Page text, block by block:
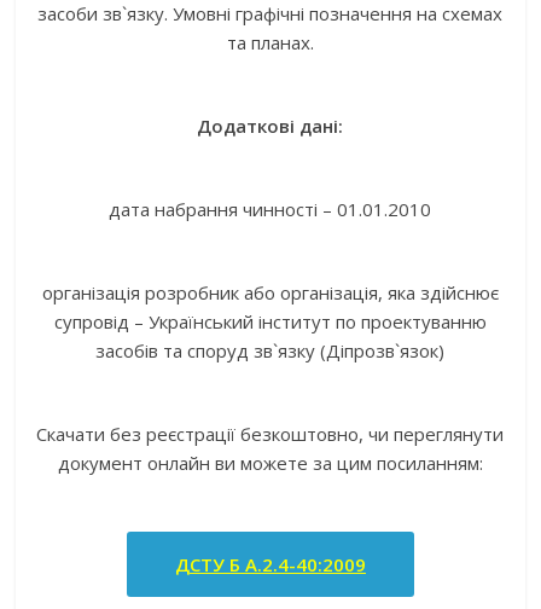
засоби зв`язку. Умовні графічні позначення на схемах
та планах.
Додаткові дані:
дата набрання чинності – 01.01.2010
організація розробник або організація, яка здійснює
супровід – Український інститут по проектуванню
засобів та споруд зв`язку (Діпрозв`язок)
Скачати без реєстрації безкоштовно, чи переглянути
документ онлайн ви можете за цим посиланням:
ДСТУ Б А.2.4-40:2009